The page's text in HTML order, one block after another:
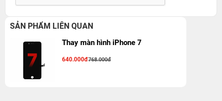
SẢN PHẨM LIÊN QUAN
Thay màn hình iPhone 7
640.000đ768.000đ